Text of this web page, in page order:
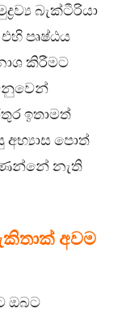
බැක්ටීරියා
පෘෂ්ඨය
කිරීමට
ඉතාමත්
අභ්‍යාස පොත්
නැති
අවම
ඔබට